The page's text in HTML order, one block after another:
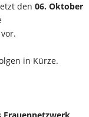
den06. Oktober
in Kürze.